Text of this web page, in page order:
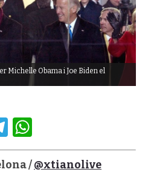
Michelle Obama i Joe Biden el
Telegram
/@xtianolive